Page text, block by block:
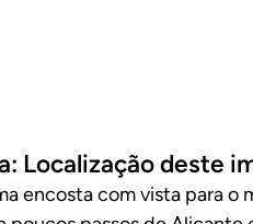
Localização deste
encosta com vista para o